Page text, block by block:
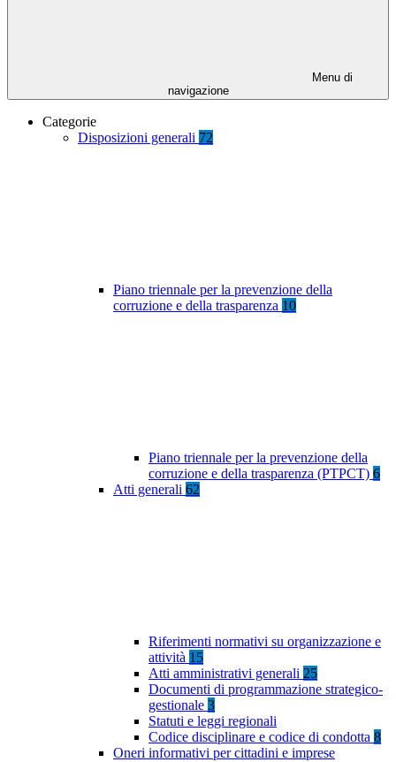
Menu di
navigazione
Categorie
Disposizioni generali 72
Piano triennale per la prevenzione della
corruzione e della trasparenza 10
Piano triennale per la prevenzione della
corruzione e della trasparenza (PTPCT) 6
Atti generali 62
Riferimenti normativi su organizzazione e
attività 15
Atti amministrativi generali 25
Documenti di programmazione strategico-
gestionale 3
Statuti e leggi regionali
Codice disciplinare e codice di condotta 8
Oneri informativi per cittadini e imprese